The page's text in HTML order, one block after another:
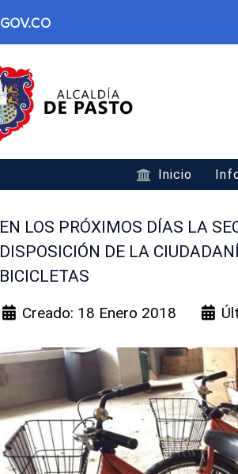
Inicio
EN LOS PRÓXIMOS DÍAS LA
DISPOSICIÓN DE LA
BICICLETAS
Creado: 18 Enero 2018